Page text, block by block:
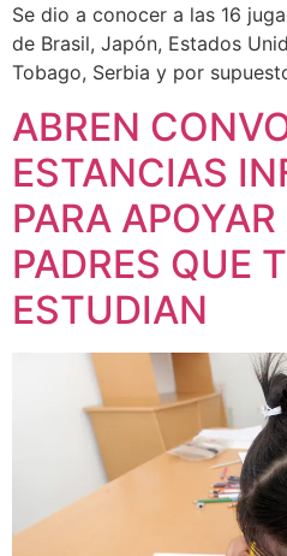
Se dio a conocer a las 16
de Brasil, Japón, Estados
Tobago, Serbia y por
ABREN
ESTANCIAS
PARA
PADRES QUE
ESTUDIAN